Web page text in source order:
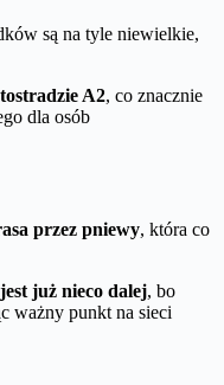
są na tyle niewielkie,
A2, co znacznie
dla osób
przez pniewy, która co
już nieco dalej, bo
ważny punkt na sieci